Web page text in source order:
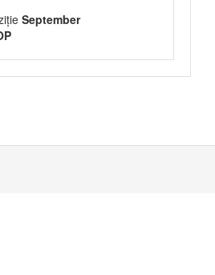
September